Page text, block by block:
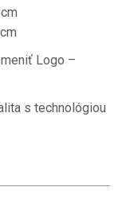
Logo –
s technológiou